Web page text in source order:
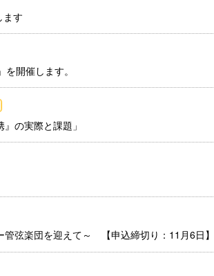
ます
開催します。
の実際と課題」
弦楽団を迎えて～ 【申込締切り：11月6日】